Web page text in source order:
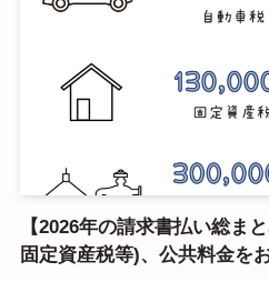
【2026年の請求書払い総ま
固定資産税等)、公共料金を